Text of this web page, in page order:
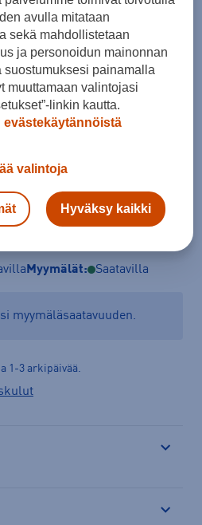
paino
kg
ostoskoriin
Myymälät: Saatavilla
myymäläsaatavuuden.
1-3 arkipäivää.
avulla mitataan
sekä mahdollistetaan
ja personoidun mainonnan
suostumuksesi painamalla
muuttamaan valintojasi
linkin kautta.
evästekäytännöistä
valintoja
Hyväksy kaikki